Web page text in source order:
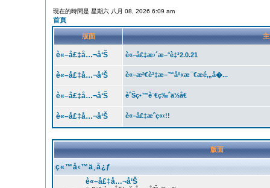
現在的時間是 星期六 八月 08, 2026 6:09 am
首頁
版面
è«–å£‡å…¬å‘Š è«–å£‡æ›´æ–°è‡³2.0.21
è«–å£‡å…¬å‘Š è«–æª€è³‡æ–™åº«æ¯€æé‚„å�...
è«–å£‡å…¬å‘Š èˆŠç•™è¨€ç‰ˆä½å€
è«–å£‡å…¬å‘Š è«–å£‡æˆç«‹!!
版面
ç«™å‹™ä¸­å¿ƒ
è«–å£‡å…¬å‘Š